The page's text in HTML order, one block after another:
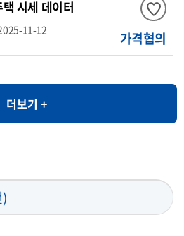
시세 데이터
11-12 가격협의
더보기 +